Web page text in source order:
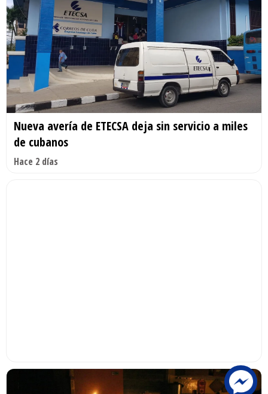
Nueva avería de ETECSA deja sin servicio a miles
de cubanos
Hace 2 días